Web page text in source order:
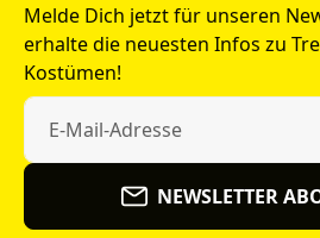
Melde Dich jetzt für unseren
erhalte die neuesten Infos zu
Kostümen!
NEWSLETTER